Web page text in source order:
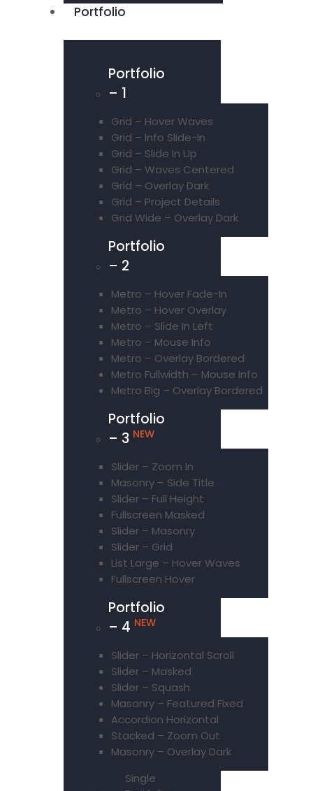
Portfolio
Portfolio
– 1
Grid – Hover Waves
Grid – Info Slide-In
Grid – Slide In Up
Grid – Waves Centered
Grid – Overlay Dark
Grid – Project Details
Grid Wide – Overlay Dark
Portfolio
– 2
Metro – Hover Fade-In
Metro – Hover Overlay
Metro – Slide In Left
Metro – Mouse Info
Metro – Overlay Bordered
Metro Fullwidth – Mouse Info
Metro Big – Overlay Bordered
Portfolio
– 3 NEW
Slider – Zoom In
Masonry – Side Title
Slider – Full Height
Fullscreen Masked
Slider – Masonry
Slider – Grid
List Large – Hover Waves
Fullscreen Hover
Portfolio
– 4 NEW
Slider – Horizontal Scroll
Slider – Masked
Slider – Squash
Masonry – Featured Fixed
Accordion Horizontal
Stacked – Zoom Out
Masonry – Overlay Dark
Single